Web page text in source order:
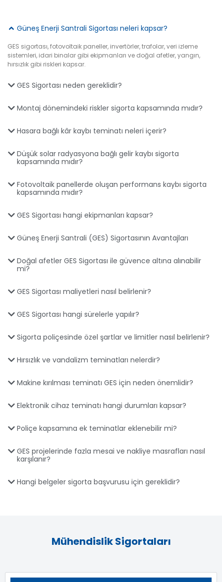
Güneş Enerji Santrali Sigortası neleri kapsar?
GES sigortası, fotovoltaik paneller, invertörler, trafolar, veri izleme
sistemleri, idari binalar gibi ekipmanları ve doğal afetler, yangın,
hırsızlık gibi riskleri kapsar.
GES Sigortası neden gereklidir?
Montaj dönemindeki riskler sigorta kapsamında mıdır?
Hasara bağlı kâr kaybı teminatı neleri içerir?
Düşük solar radyasyona bağlı gelir kaybı sigorta
kapsamında mıdır?
Fotovoltaik panellerde oluşan performans kaybı sigorta
kapsamında mıdır?
GES Sigortası hangi ekipmanları kapsar?
Güneş Enerji Santrali (GES) Sigortasının Avantajları
Doğal afetler GES Sigortası ile güvence altına alınabilir
mi?
GES Sigortası maliyetleri nasıl belirlenir?
GES Sigortası hangi sürelerle yapılır?
Sigorta poliçesinde özel şartlar ve limitler nasıl belirlenir?
Hırsızlık ve vandalizm teminatları nelerdir?
Makine kırılması teminatı GES için neden önemlidir?
Elektronik cihaz teminatı hangi durumları kapsar?
Poliçe kapsamına ek teminatlar eklenebilir mi?
GES projelerinde fazla mesai ve nakliye masrafları nasıl
karşılanır?
Hangi belgeler sigorta başvurusu için gereklidir?
Mühendislik Sigortaları